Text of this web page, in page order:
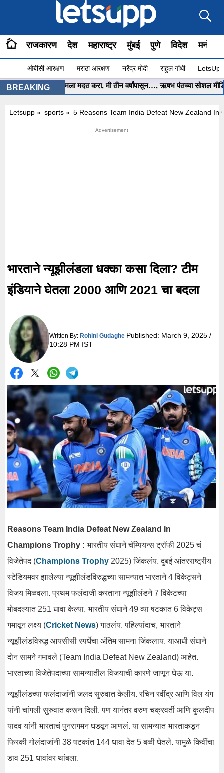
राजकारण देश महाराष्ट्र मुंबई पुणे विदेश
ओबीसी आरक्षण मराठा आरक्षण नरेंद्र मोदी राहुल गांधी
BREAKING
मुख्यमंत्री साहेब.. मला मदत करा, मी तीन वर्षांपासून…, ऋषभ पंतच्या सोशल मीडिया
Letsupp » sports » 5 Reasons Team India Defeat New Zealand In
भारताने न्यूझीलंडला धक्का कसा दिला? टीम
इंडियाने घेतला 2000 आणि 2021 चा बदला
Written By: Rohini Gudaghe Published: March 9, 2025 /
10:28 PM IST
Reasons Team India Defeat New Zealand In
Champions Trophy : भारतीय संघाने चॅम्पियन्स ट्रॉफी 2025 चं
विजेतेपद (Champions Trophy 2025) जिंकलंय. दुबई आंतरराष्ट्रीय
स्टेडियमवर झालेल्या न्यूझीलंडविरुद्धच्या सामन्यात भारताने 4 विकेट्सने
विजय मिळवला. प्रथम फलंदाजी करताना न्यूझीलंडने 7 विकेटच्या
मोबदल्यात 251 धावा केल्या. भारतीय संघाने 49 व्या षटकात 6 विकेट्स
गमावून लक्ष्य (Cricket News) गाठलंय. पहिल्यांदाच, भारताने
न्यूझीलंडविरुद्ध आयसीसी स्पर्धेचा अंतिम सामना जिंकलाय. याआधी संघाने
दोन सामने गमावले (Team India Defeat New Zealand) आहेत.
भारताच्या विजेतेपदाच्या सामन्यातील विजयाची कारणे जाणून घेऊ या.
न्यूझीलंडच्या फलंदाजांनी जलद सुरुवात केलीय. रचिन रवींद्र आणि विल यंग
यांनी चांगली सुरुवात करून दिली. पण यानंतर वरुण चक्रवर्ती आणि कुलदीप
यादव यांनी भारताचं पुनरागमन घडवून आणलं. या सामन्यात भारताकडून
फिरकी गोलंदाजांनी 38 षटकांत 144 धावा देत 5 बळी घेतले. यामुळे किवींचा
डाव 251 धावांवर थांबला.